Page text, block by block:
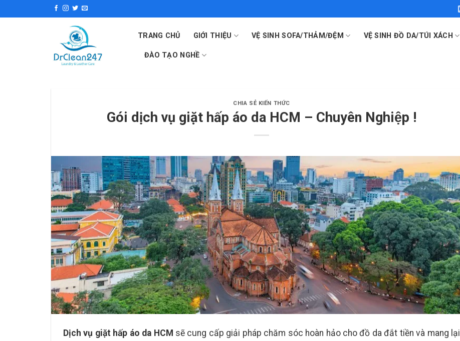
to
TRANG CHỦ GIỚI THIỆU VỆ SINH SOFA/THẢM/ĐỆM VỆ SINH ĐỒ DA/TÚI XÁCH
ĐÀO TẠO NGHỀ
CHIA SẺ KIẾN THỨC
Gói dịch vụ giặt hấp áo da HCM – Chuyên Nghiệp !
Dịch vụ giặt hấp áo da HCM sẽ cung cấp giải pháp chăm sóc hoàn hảo cho đồ da đắt tiền và mang lại